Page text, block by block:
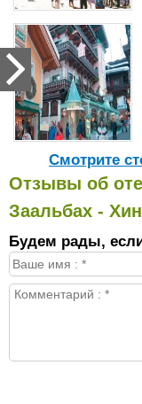
Cмотрите
Отзывы об
Заальбах -
Будем рады,